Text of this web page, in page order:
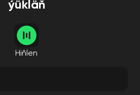
ýükläň
Hiňlen